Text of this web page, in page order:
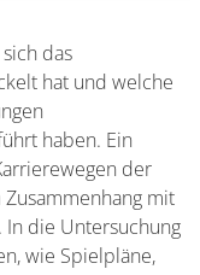
das
hat und welche
haben. Ein
der
mit
die Untersuchung
wie Spielpläne,